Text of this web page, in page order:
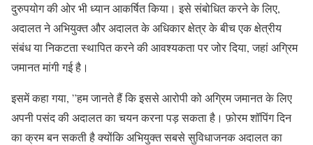
दुरुपयोग की ओर भी ध्यान आकर्षित किया। इसे संबोधित करने के लिए,
अदालत ने अभियुक्त और अदालत के अधिकार क्षेत्र के बीच एक क्षेत्रीय
संबंध या निकटता स्थापित करने की आवश्यकता पर जोर दिया, जहां अग्रिम
जमानत मांगी गई है।
इसमें कहा गया, ”हम जानते हैं कि इससे आरोपी को अग्रिम जमानत के लिए
अपनी पसंद की अदालत का चयन करना पड़ सकता है। फ़ोरम शॉपिंग दिन
का क्रम बन सकती है क्योंकि अभियुक्त सबसे सुविधाजनक अदालत का